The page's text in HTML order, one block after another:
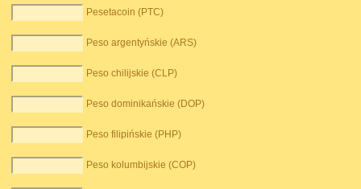
Pesetacoin (PTC)
Peso argentyńskie (ARS)
Peso chilijskie (CLP)
Peso dominikańskie (DOP)
Peso filipińskie (PHP)
Peso kolumbijskie (COP)